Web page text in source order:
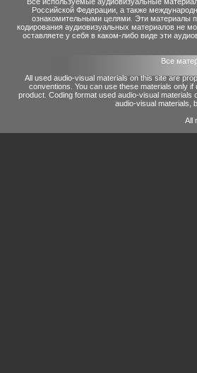
Российской Федерации, а также
ознакомительными целями. Эти материалы
кодирования аудиовизуальных материалов не
оставляете у себя в каком-либо виде эти
Все
All used audio-visual materials on this site are
conventions. You can use these materials only
product. Coding format used audio-visual
audio-visual materials,
All